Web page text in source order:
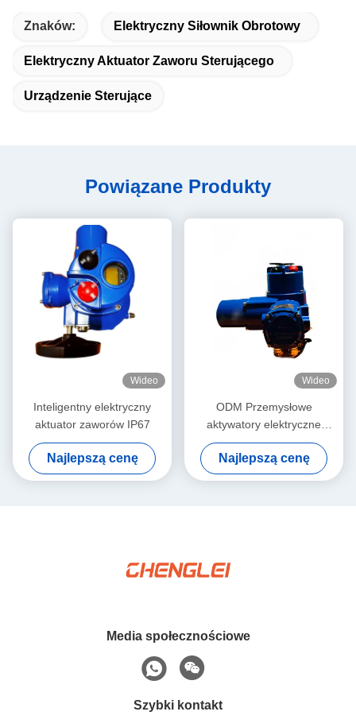
Znaków: Elektryczny Siłownik Obrotowy
Elektryczny Aktuator Zaworu Sterującego
Urządzenie Sterujące
Powiązane Produkty
Wideo
Inteligentny elektryczny
aktuator zaworów IP67
Najlepszą cenę
Wideo
ODM Przemysłowe
aktywatory elektryczne
Ochrona termiczna
Aktywator wielokrotny
Najlepszą cenę
Media społecznościowe
Szybki kontakt